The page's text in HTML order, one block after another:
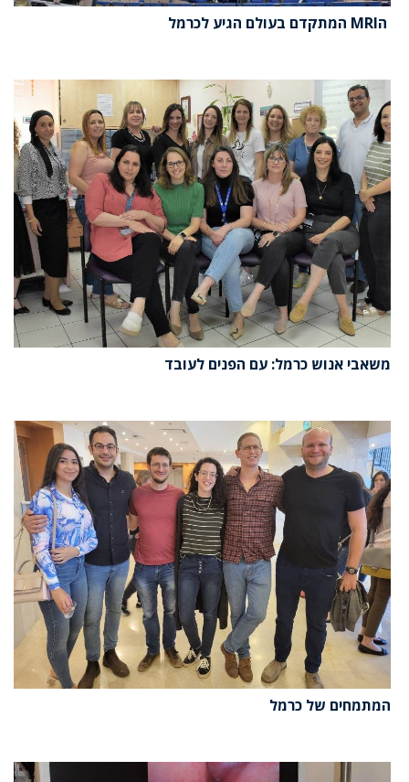
הMRI המתקדם בעולם הגיע לכרמל
משאבי אנוש כרמל: עם הפנים לעובד
המתמחים של כרמל